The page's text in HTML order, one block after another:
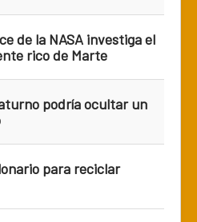
de la NASA investiga el
rico de Marte
podría ocultar un
para reciclar